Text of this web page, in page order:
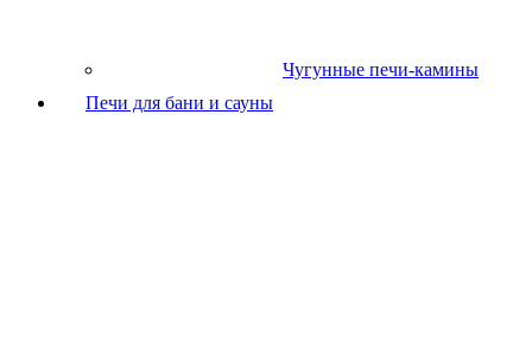
Чугунные печи-камины
Печи для бани и сауны